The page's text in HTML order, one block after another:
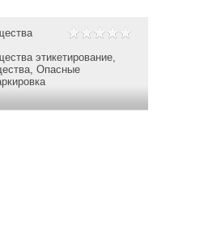
этикетирование,
, Опасные